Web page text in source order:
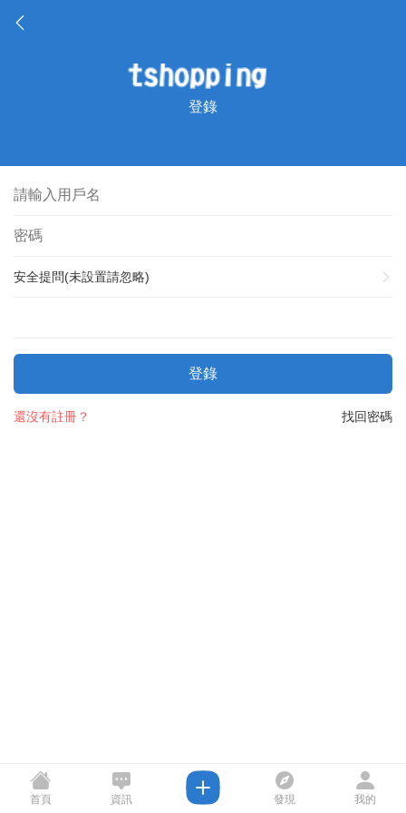
登錄
安全提問(未設置請忽略)
登錄
找回密碼
還沒有註冊？
首頁 資訊 發現 我的